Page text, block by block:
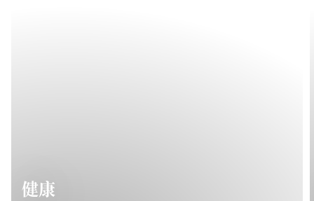
健康